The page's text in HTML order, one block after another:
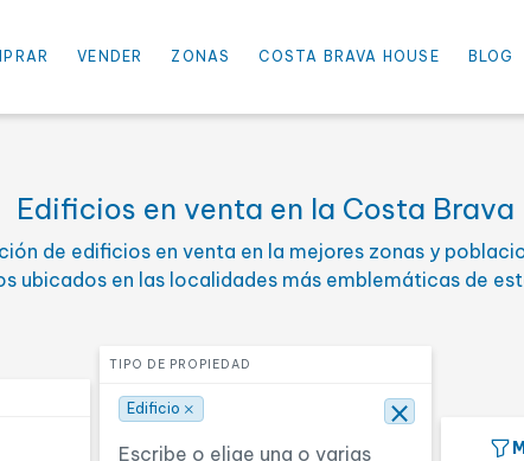
VENDER ZONAS COSTA BRAVA HOUSE BLOG
Selecciona una o más
SUPERFICIE
1ª línea mar
Edificios en venta en la Costa Brava
de edificios en venta en la mejores zonas y
ubicados en las localidades más emblemáticas de
Seleccionar tipo de propiedad
TIPO DE PROPIEDAD
Edificio× ⨯